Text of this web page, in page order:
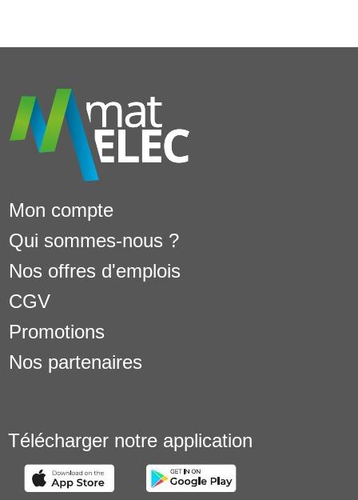
Mon compte
Qui sommes-nous ?
Nos offres d'emplois
CGV
Promotions
Nos partenaires
Télécharger notre application